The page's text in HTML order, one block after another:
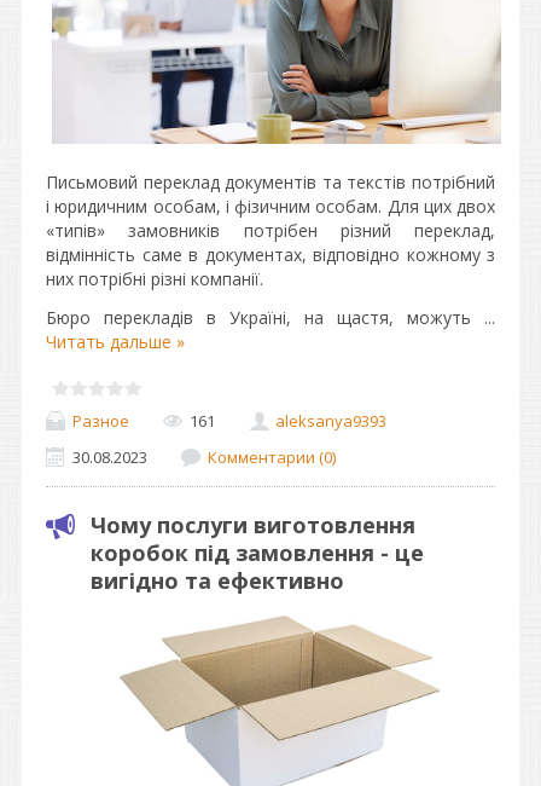
Письмовий переклад документів та текстів потрібний
і юридичним особам, і фізичним особам. Для цих двох
«типів» замовників потрібен різний переклад,
відмінність саме в документах, відповідно кожному з
них потрібні різні компанії.
Бюро перекладів в Україні, на щастя, можуть ...
Читать дальше »
Разное 161
aleksanya9393
30.08.2023
Комментарии (0)
Чому послуги виготовлення
коробок під замовлення - це
вигідно та ефективно